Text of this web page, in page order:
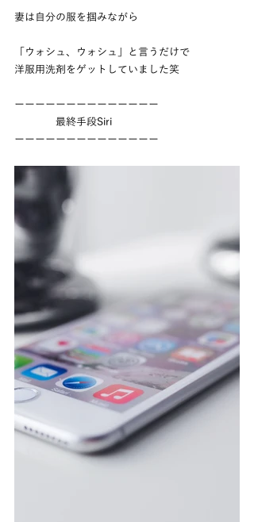
妻は自分の服を掴みながら
「ウォシュ、ウォシュ」と言うだけで
洋服用洗剤をゲットしていました笑
ーーーーーーーーーーーーーー
最終手段Siri
ーーーーーーーーーーーーーー